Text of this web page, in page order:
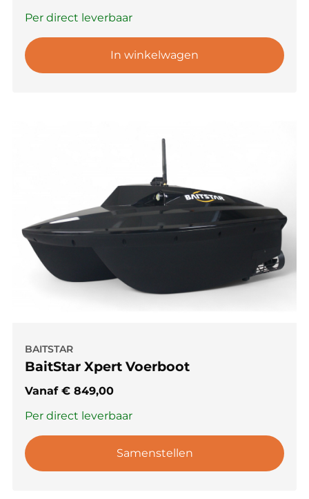
Per direct leverbaar
In winkelwagen
BAITSTAR
BaitStar Xpert Voerboot
Vanaf € 849,00
Per direct leverbaar
Samenstellen